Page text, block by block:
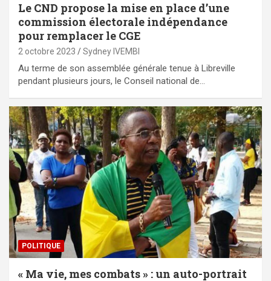
Le CND propose la mise en place d’une
commission électorale indépendance
pour remplacer le CGE
2 octobre 2023 Sydney IVEMBI
Au terme de son assemblée générale tenue à Libreville
pendant plusieurs jours, le Conseil national de…
POLITIQUE
« Ma vie, mes combats » : un auto-portrait